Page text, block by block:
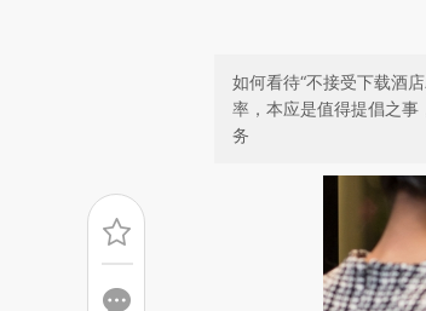
如何看待“不接受下载酒
率，本应是值得提倡之事
务